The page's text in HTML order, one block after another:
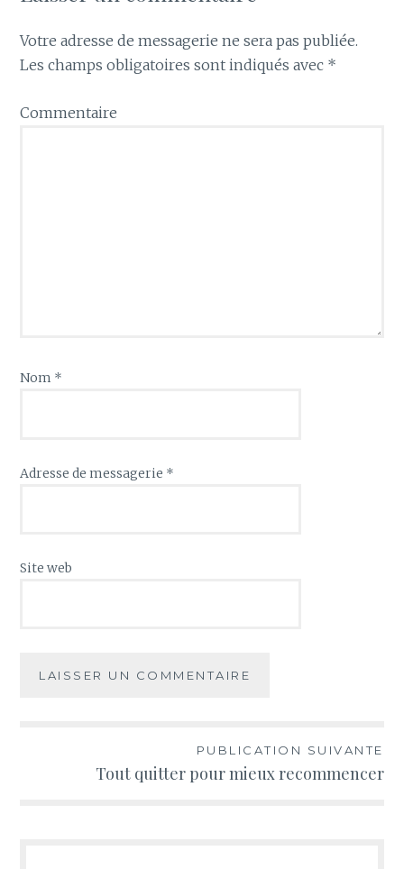
Votre adresse de messagerie ne sera pas publiée.
Les champs obligatoires sont indiqués avec *
Commentaire
Nom *
Adresse de messagerie *
Site web
Navigation
PUBLICATION SUIVANTE
Tout quitter pour mieux recommencer